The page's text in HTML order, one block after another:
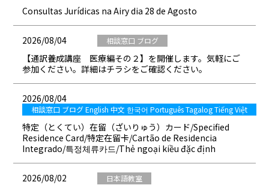
Consultas Jurídicas na Airy dia 28 de Agosto
2026/08/04 相談窓口 ブログ
【通訳養成講座 医療編その２】を開催します。気軽にご
参加ください。詳細はチラシをご確認ください。
2026/08/04
相談窓口 ブログ English 中文 한국어 Português Tagalog Tiếng Việt
特定（とくてい）在留（ざいりゅう）カード/Specified
Residence Card/特定在留卡/Cartão de Residencia
Integrado/특정체류카드/Thẻ ngoại kiều đặc định
2026/08/02 日本語教室